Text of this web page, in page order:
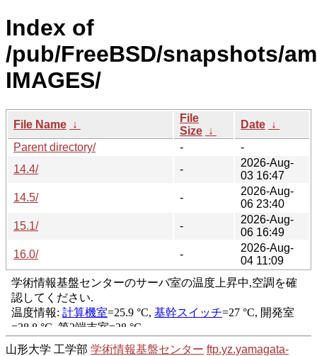
Index of
/pub/FreeBSD/snapshots/
IMAGES/
File Name ↓
File
Size ↓
Date ↓
Parent directory/
-
-
14.4/
-
2026-Aug-
03 16:47
14.5/
-
2026-Aug-
06 23:40
15.1/
-
2026-Aug-
06 16:49
16.0/
-
2026-Aug-
04 11:09
山形大学 工学部 学術情報基盤センター ftp.yz.yamagata-